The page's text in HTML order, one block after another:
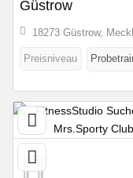
Güstrow
18273 Güstrow,
Preisniveau